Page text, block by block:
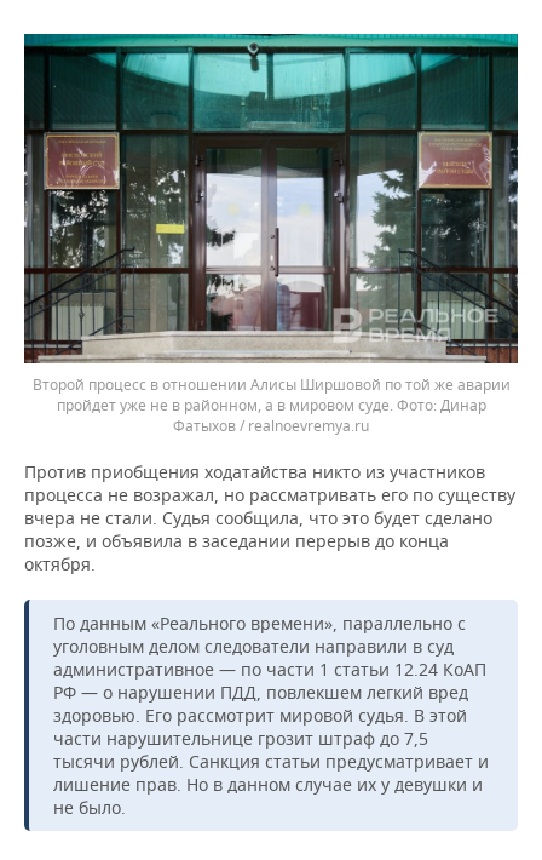
Второй процесс в отношении Алисы Ширшовой по той же аварии
пройдет уже не в районном, а в мировом суде.
Динар
Фатыхов / realnoevremya.ru
Против приобщения ходатайства никто из участников
процесса не возражал, но рассматривать его по существу
вчера не стали. Судья сообщила, что это будет сделано
позже, и объявила в заседании перерыв до конца
октября.
По данным «Реального времени», параллельно с
уголовным делом следователи направили в суд
административное — по части 1 статьи 12.24 КоАП
РФ — о нарушении ПДД, повлекшем легкий вред
здоровью. Его рассмотрит мировой судья. В этой
части нарушительнице грозит штраф до 7,5
тысячи рублей. Санкция статьи предусматривает и
лишение прав. Но в данном случае их у девушки и
не было.